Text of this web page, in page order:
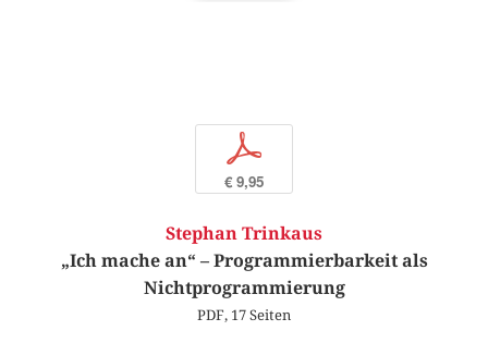
p
€ 9,95
Stephan Trinkaus
„Ich mache an“ – Programmierbarkeit als
Nichtprogrammierung
PDF, 17 Seiten